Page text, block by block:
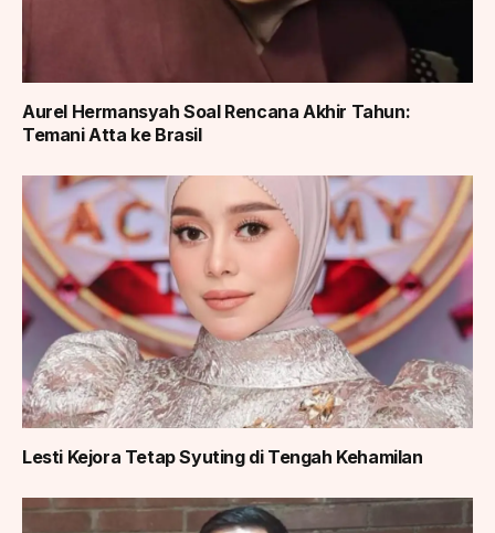
Aurel Hermansyah Soal Rencana Akhir Tahun:
Temani Atta ke Brasil
Lesti Kejora Tetap Syuting di Tengah Kehamilan